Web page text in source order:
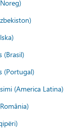
(Brasil)
(Portugal)
(America Latina)